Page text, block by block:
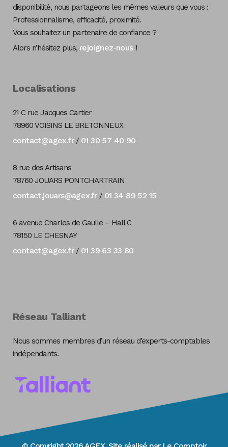
disponibilité, nous partageons les mêmes valeurs que vous :
Professionnalisme, efficacité, proximité.
Vous souhaitez un partenaire de confiance ?
Alors n’hésitez plus, rejoignez-nous!
Localisations
21 C rue Jacques Cartier
78960 VOISINS LE BRETONNEUX
contact@agex.fr/ 01 30 57 40 90
8 rue des Artisans
78760 JOUARS PONTCHARTRAIN
contact.jouars@agex.fr/ 01 34 89 52 15
6 avenue Charles de Gaulle – Hall C
78150 LE CHESNAY
contact@agex.fr/ 01 39 63 33 80
Réseau Talliant
Nous sommes membres d’un réseau d’experts-comptables
indépendants.